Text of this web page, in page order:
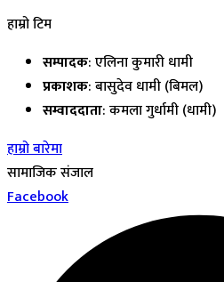
हाम्रो टिम
सम्पादक: एलिना कुमारी धामी
प्रकाशक: बासुदेव धामी (बिमल)
सम्वाददाता: कमला गुर्धामी (धामी)
हाम्रो बारेमा
सामाजिक संजाल
Facebook